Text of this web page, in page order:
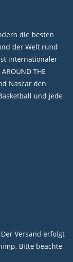
die besten
der Welt rund
internationaler
THE
Nascar den
und jede
Versand erfolgt
Bitte beachte